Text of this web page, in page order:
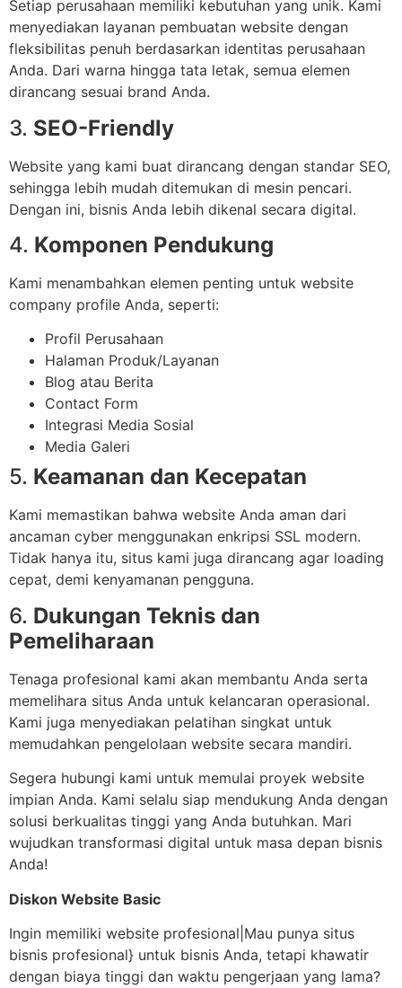
Setiap perusahaan memiliki kebutuhan yang unik. Kami
menyediakan layanan pembuatan website dengan
fleksibilitas penuh berdasarkan identitas perusahaan
Anda. Dari warna hingga tata letak, semua elemen
dirancang sesuai brand Anda.
3. SEO-Friendly
Website yang kami buat dirancang dengan standar SEO,
sehingga lebih mudah ditemukan di mesin pencari.
Dengan ini, bisnis Anda lebih dikenal secara digital.
4. Komponen Pendukung
Kami menambahkan elemen penting untuk website
company profile Anda, seperti:
Profil Perusahaan
Halaman Produk/Layanan
Blog atau Berita
Contact Form
Integrasi Media Sosial
Media Galeri
5. Keamanan dan Kecepatan
Kami memastikan bahwa website Anda aman dari
ancaman cyber menggunakan enkripsi SSL modern.
Tidak hanya itu, situs kami juga dirancang agar loading
cepat, demi kenyamanan pengguna.
6. Dukungan Teknis dan
Pemeliharaan
Tenaga profesional kami akan membantu Anda serta
memelihara situs Anda untuk kelancaran operasional.
Kami juga menyediakan pelatihan singkat untuk
memudahkan pengelolaan website secara mandiri.
Segera hubungi kami untuk memulai proyek website
impian Anda. Kami selalu siap mendukung Anda dengan
solusi berkualitas tinggi yang Anda butuhkan. Mari
wujudkan transformasi digital untuk masa depan bisnis
Anda!
Diskon Website Basic
Ingin memiliki website profesional|Mau punya situs
bisnis profesional} untuk bisnis Anda, tetapi khawatir
dengan biaya tinggi dan waktu pengerjaan yang lama?